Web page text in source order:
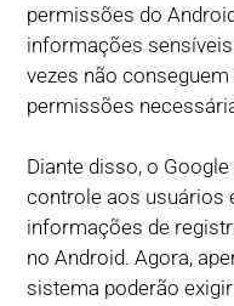
permissões do
informações
vezes não
permissões
Diante disso, o
controle aos usuários
informações de
no Android. Agora,
sistema poderão